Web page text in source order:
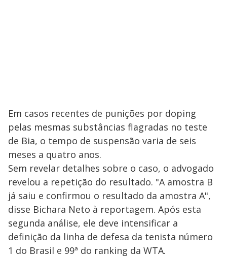
Em casos recentes de punições por doping
pelas mesmas substâncias flagradas no teste
de Bia, o tempo de suspensão varia de seis
meses a quatro anos.
Sem revelar detalhes sobre o caso, o advogado
revelou a repetição do resultado. "A amostra B
já saiu e confirmou o resultado da amostra A",
disse Bichara Neto à reportagem. Após esta
segunda análise, ele deve intensificar a
definição da linha de defesa da tenista número
1 do Brasil e 99ª do ranking da WTA.